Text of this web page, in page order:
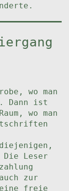
wo man
Dann ist
wo man
Leser
zur
freie